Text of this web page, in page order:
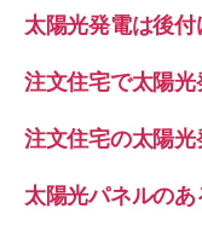
太陽光発電は後
注文住宅で太陽
注文住宅の太陽
太陽光パネルの